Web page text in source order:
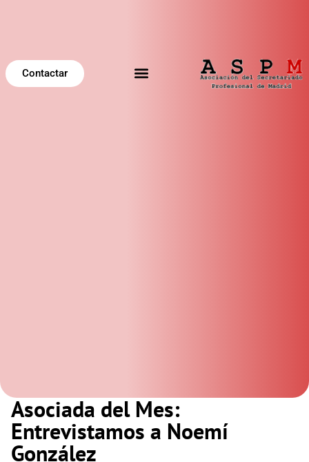
Contactar
Asociada del Mes:
Entrevistamos a Noemí
González